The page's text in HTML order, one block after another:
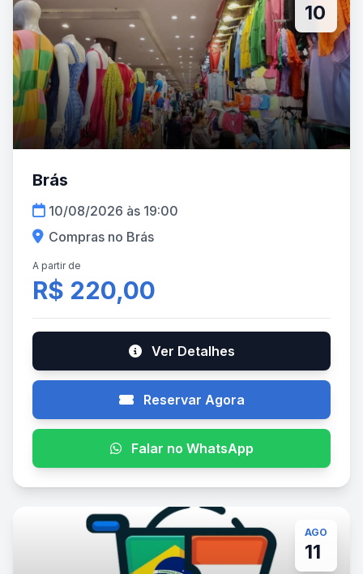
10
Brás
10/08/2026 às 19:00
Compras no Brás
A partir de
R$ 220,00
Ver Detalhes
Reservar Agora
Falar no WhatsApp
AGO
11